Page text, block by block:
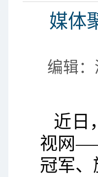
媒体
编辑
近日
视网
冠军